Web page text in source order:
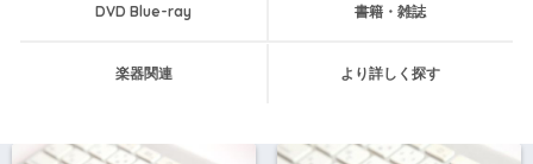
DVD Blue-ray 書籍・雑誌
楽器関連 より詳しく探す